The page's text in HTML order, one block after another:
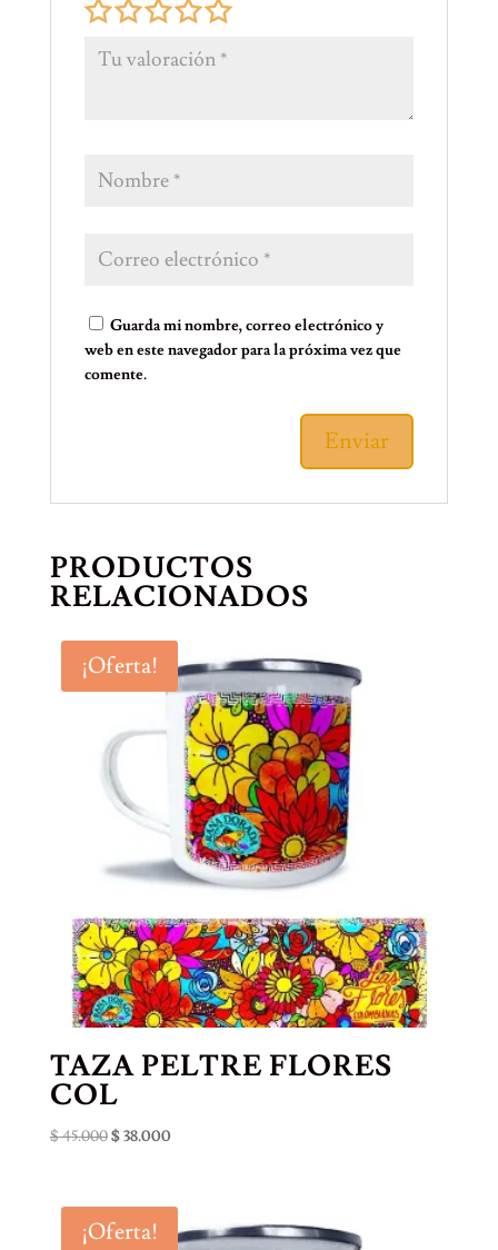
Guarda mi nombre, correo electrónico y
web en este navegador para la próxima vez que
comente.
PRODUCTOS
RELACIONADOS
¡Oferta!
TAZA PELTRE FLORES
COL
$45.000El
era:
$ 45.000.
$38.000El
es:
$ 38.000.
¡Oferta!